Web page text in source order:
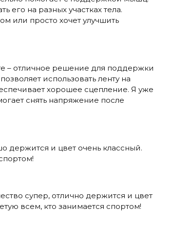
его на разных участках тела.
или просто хочет улучшить
– отличное решение для поддержки
использовать ленту на
хорошее сцепление. Я уже
снять напряжение после
держится и цвет очень классный.
супер, отлично держится и цвет
всем, кто занимается спортом!